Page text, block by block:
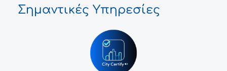
Σημαντικές Υπηρεσίες